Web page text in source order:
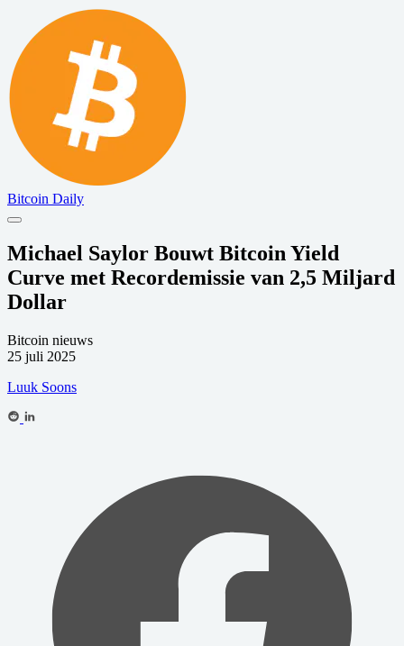
Bitcoin Daily
Michael Saylor Bouwt Bitcoin Yield
Curve met Recordemissie van 2,5 Miljard
Dollar
Bitcoin nieuws
25 juli 2025
Luuk Soons